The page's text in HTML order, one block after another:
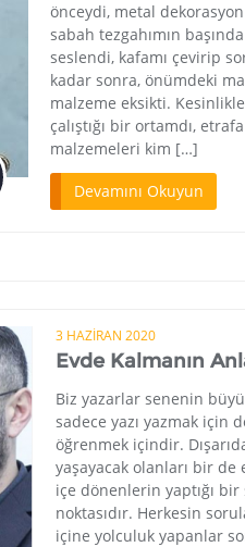
önceydi, metal
sabah tezgahımın
seslendi, kafamı çevirip
kadar sonra, önümdeki
malzeme eksikti.
çalıştığı bir ortamdı,
malzemeleri kim […]
Devamını Okuyun
3 HAZIRAN 2020
Evde Kalmanın
Biz yazarlar senenin
sadece yazı yazmak için
öğrenmek içindir.
yaşayacak olanları bir de
içe dönenlerin yaptığı
noktasıdır. Herkesin
içine yolculuk yapanlar